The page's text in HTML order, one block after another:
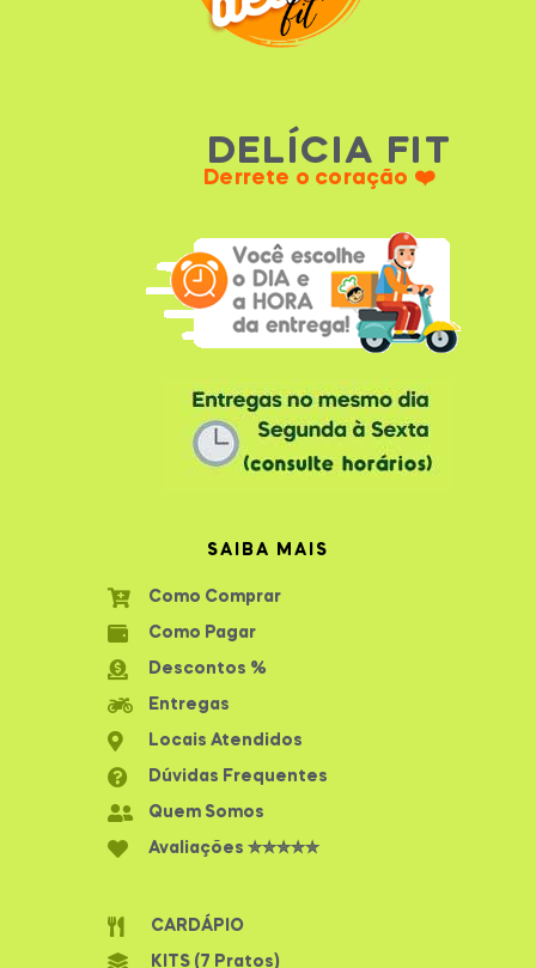
DELÍCIA FIT
Derrete o coração ❤️
SAIBA MAIS
Como Comprar
Como Pagar
Descontos %
Entregas
Locais Atendidos
Dúvidas Frequentes
Quem Somos
Avaliações ✮✮✮✮✮
CARDÁPIO
KITS (7 Pratos)